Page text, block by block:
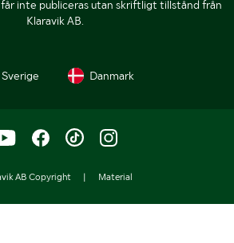
får inte publiceras utan skriftligt tillstånd från
Klaravik AB.
Sverige Danmark
AB Copyright | Material